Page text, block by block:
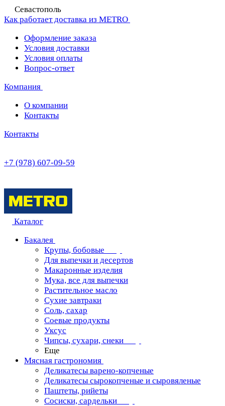
Севастополь
Как работает доставка из METRO
Оформление заказа
Условия доставки
Условия оплаты
Вопрос-ответ
Компания
О компании
Контакты
Контакты
+7 (978) 607-09-59
Каталог
Бакалея
Крупы, бобовые
Для выпечки и десертов
Макаронные изделия
Мука, все для выпечки
Растительное масло
Сухие завтраки
Соль, сахар
Соевые продукты
Уксус
Чипсы, сухари, снеки
Еще
Мясная гастрономия
Деликатесы варено-копченые
Деликатесы сырокопченые и сыровяленые
Паштеты, рийеты
Сосиски, сардельки